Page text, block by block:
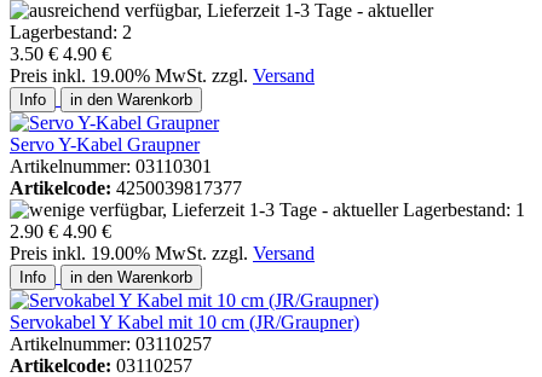
3.50 € 4.90 €
Preis inkl. 19.00% MwSt. zzgl. Versand
Info in den Warenkorb
Servo Y-Kabel Graupner
Artikelnummer: 03110301
Artikelcode: 4250039817377
2.90 € 4.90 €
Preis inkl. 19.00% MwSt. zzgl. Versand
Info in den Warenkorb
Servokabel Y Kabel mit 10 cm (JR/Graupner)
Artikelnummer: 03110257
Artikelcode: 03110257